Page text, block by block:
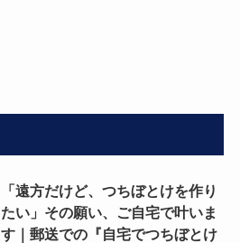
「遠方だけど、つちぼとけを作り
たい」その願い、ご自宅で叶いま
す｜郵送での『自宅でつちぼとけ